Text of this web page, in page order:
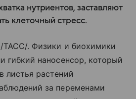
нутриентов, заставляют
клеточный стресс.
. Физики и биохимики
гибкий наносенсор, который
листья растений
за переменами